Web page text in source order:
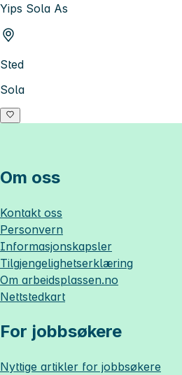
Yips Sola As
Sted
Sola
Om oss
Kontakt oss
Personvern
Informasjonskapsler
Tilgjengelighetserklæring
Om arbeidsplassen.no
Nettstedkart
For jobbsøkere
Nyttige artikler for jobbsøkere